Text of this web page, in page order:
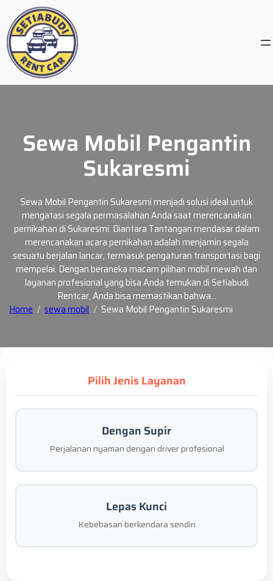
content
Sewa Mobil Pengantin
Sukaresmi
Sewa Mobil Pengantin Sukaresmi menjadi solusi ideal untuk
mengatasi segala permasalahan Anda saat merencanakan
pernikahan di Sukaresmi. Diantara Tantangan mendasar dalam
merencanakan acara pernikahan adalah menjamin segala
sesuatu berjalan lancar, termasuk pengaturan transportasi bagi
mempelai. Dengan beraneka macam pilihan mobil mewah dan
layanan profesional yang bisa Anda temukan di Setiabudi
Rentcar, Anda bisa memastikan bahwa…
Home
sewa mobil Sewa Mobil Pengantin Sukaresmi
Pilih Jenis Layanan
Dengan Supir
Perjalanan nyaman dengan driver profesional
Lepas Kunci
Kebebasan berkendara sendiri